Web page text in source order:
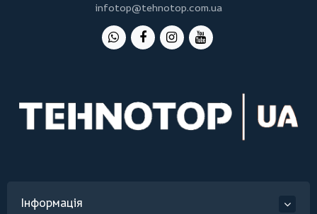
infotop@tehnotop.com.ua
Інформація